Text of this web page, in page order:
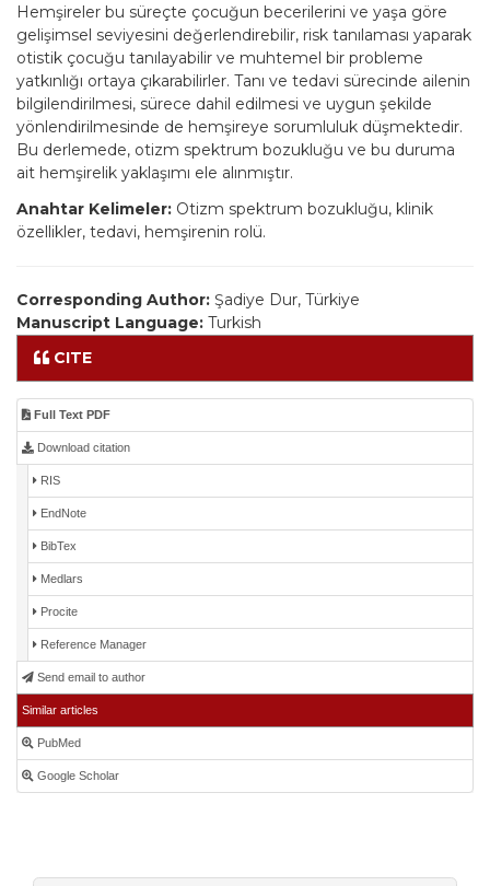
Hemşireler bu süreçte çocuğun becerilerini ve yaşa göre
gelişimsel seviyesini değerlendirebilir, risk tanılaması yaparak
otistik çocuğu tanılayabilir ve muhtemel bir probleme
yatkınlığı ortaya çıkarabilirler. Tanı ve tedavi sürecinde ailenin
bilgilendirilmesi, sürece dahil edilmesi ve uygun şekilde
yönlendirilmesinde de hemşireye sorumluluk düşmektedir.
Bu derlemede, otizm spektrum bozukluğu ve bu duruma
ait hemşirelik yaklaşımı ele alınmıştır.
Anahtar Kelimeler: Otizm spektrum bozukluğu, klinik
özellikler, tedavi, hemşirenin rolü.
Corresponding Author: Şadiye Dur, Türkiye
Manuscript Language: Turkish
CITE
Full Text PDF
Download citation
RIS
EndNote
BibTex
Medlars
Procite
Reference Manager
Send email to author
Similar articles
PubMed
Google Scholar